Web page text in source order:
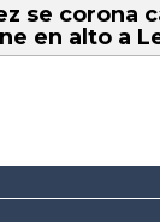
se corona
en alto a